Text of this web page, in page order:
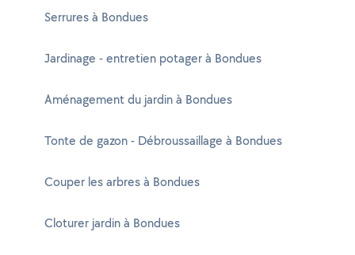
Serrures à Bondues
Jardinage - entretien potager à Bondues
Aménagement du jardin à Bondues
Tonte de gazon - Débroussaillage à Bondues
Couper les arbres à Bondues
Cloturer jardin à Bondues